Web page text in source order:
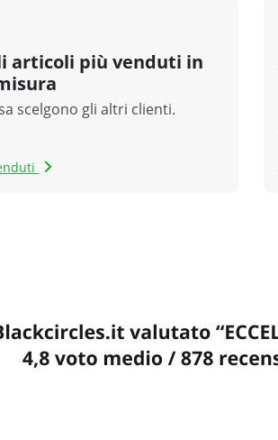
articoli più venduti in
scelgono gli altri clienti.